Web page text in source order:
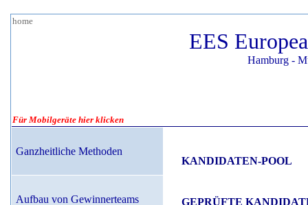
home
EES
Hamburg -
Für Mobilgeräte hier klicken
Ganzheitliche Methoden
KANDIDATEN-POOL
GEPRÜFTE
Aufbau von Gewinnerteams